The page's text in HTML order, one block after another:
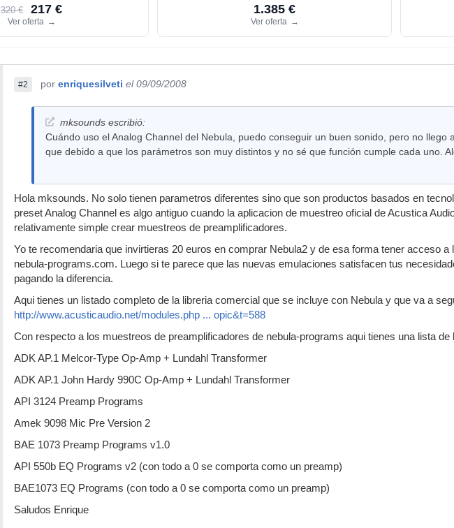
320 € 217 €
Ver oferta →
1.385 €
Ver oferta →
#2 por enriquesilveti el 09/09/2008
mksounds escribió:
Cuándo uso el Analog Channel del Nebula, puedo conseguir un buen sonido, pero no llego
que debido a que los parámetros son muy distintos y no sé que función cumple cada uno.
Hola mksounds. No solo tienen parametros diferentes sino que son productos basados en
preset Analog Channel es algo antiguo cuando la aplicacion de muestreo oficial de Acustica
relativamente simple crear muestreos de preamplificadores.
Yo te recomendaria que invirtieras 20 euros en comprar Nebula2 y de esa forma tener acceso
nebula-programs.com. Luego si te parece que las nuevas emulaciones satisfacen tus
pagando la diferencia.
Aqui tienes un listado completo de la libreria comercial que se incluye con Nebula y que va a
http://www.acusticaudio.net/modules.php ... opic&t=588
Con respecto a los muestreos de preamplificadores de nebula-programs aqui tienes una lista
ADK AP.1 Melcor-Type Op-Amp + Lundahl Transformer
ADK AP.1 John Hardy 990C Op-Amp + Lundahl Transformer
API 3124 Preamp Programs
Amek 9098 Mic Pre Version 2
BAE 1073 Preamp Programs v1.0
API 550b EQ Programs v2 (con todo a 0 se comporta como un preamp)
BAE1073 EQ Programs (con todo a 0 se comporta como un preamp)
Saludos Enrique